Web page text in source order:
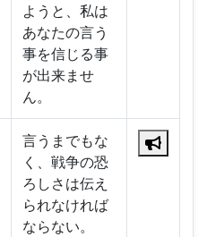
ようと、私は
あなたの言う
事を信じる事
が出来ませ
ん。
言うまでもな
く、戦争の恐
ろしさは伝え
られなければ
ならない。